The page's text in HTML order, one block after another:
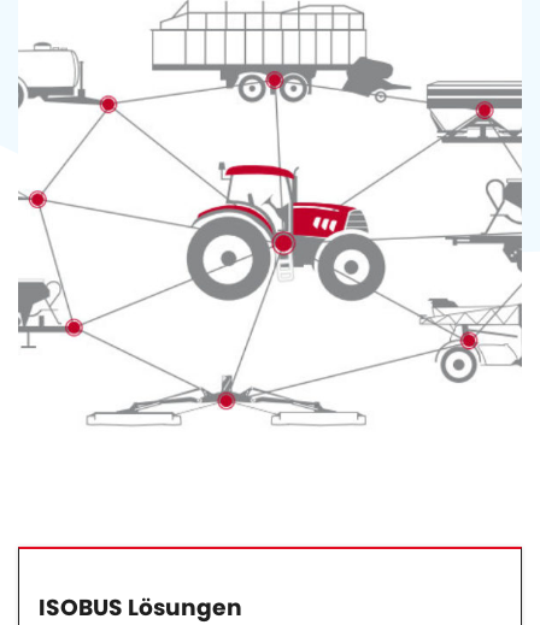
ISOBUS Lösungen